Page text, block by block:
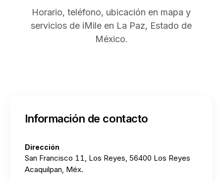
Horario, teléfono, ubicación en mapa y
servicios de iMile en La Paz, Estado de
México.
Información de contacto
Dirección
San Francisco 11, Los Reyes, 56400 Los Reyes
Acaquilpan, Méx.